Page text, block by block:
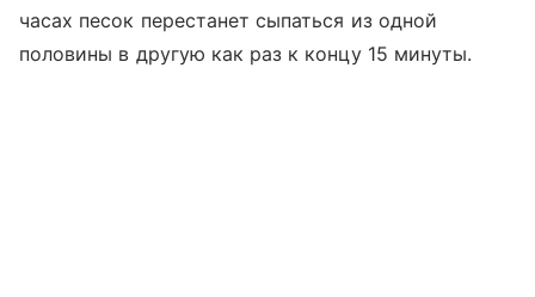
часах песок перестанет сыпаться из одной
половины в другую как раз к концу 15 минуты.